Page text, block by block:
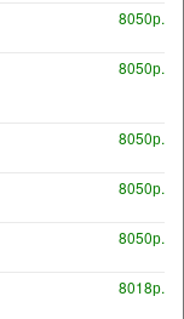
8050р.
8050р.
8050р.
8050р.
8050р.
8018р.